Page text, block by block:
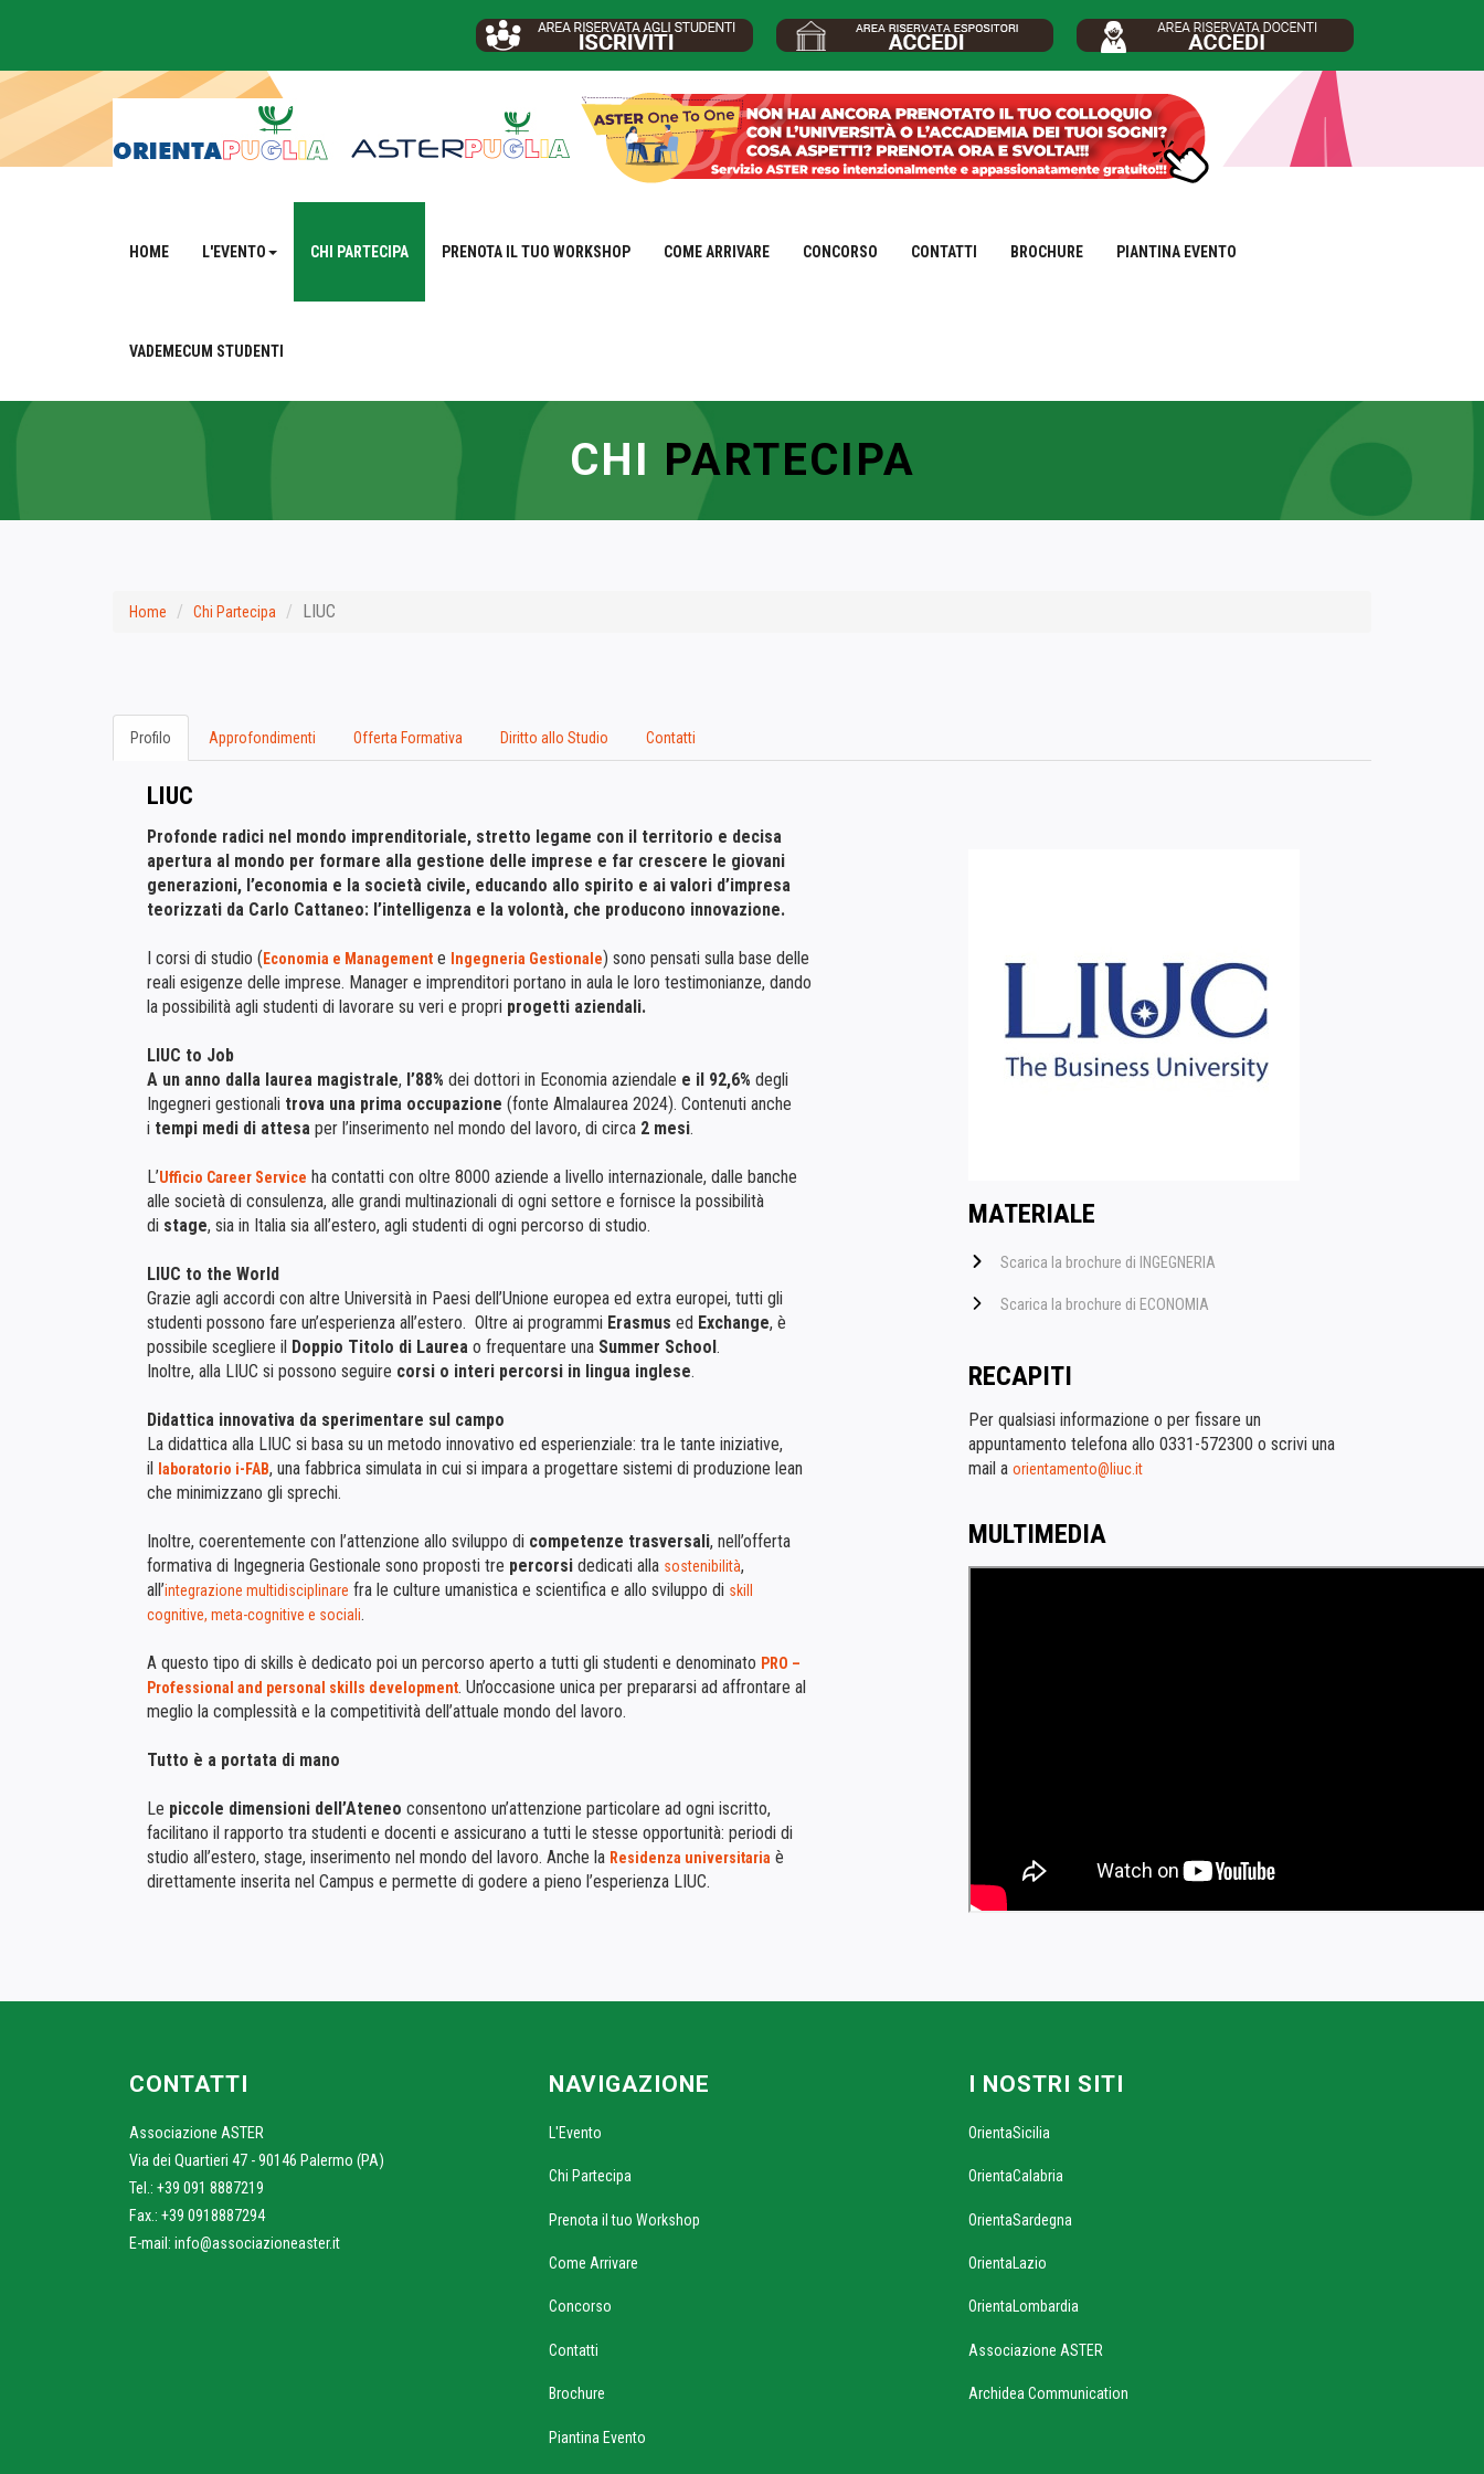
HOME L'EVENTO CHI PARTECIPA PRENOTA IL TUO WORKSHOP COME ARRIVARE CONCORSO CONTATTI BROCHURE PIANTINA EVENTO
VADEMECUM STUDENTI
CHI PARTECIPA
Home Chi Partecipa LIUC
Profilo Approfondimenti Offerta Formativa Diritto allo Studio Contatti
LIUC
Profonde radici nel mondo imprenditoriale, stretto legame con il territorio e decisa
apertura al mondo per formare alla gestione delle imprese e far crescere le giovani
generazioni, l’economia e la società civile, educando allo spirito e ai valori d’impresa
teorizzati da Carlo Cattaneo: l’intelligenza e la volontà, che producono innovazione.
I corsi di studio ( Economia e Management e Ingegneria Gestionale) sono pensati sulla base delle
reali esigenze delle imprese. Manager e imprenditori portano in aula le loro testimonianze, dando
la possibilità agli studenti di lavorare su veri e propri progetti aziendali.
LIUC to Job
A un anno dalla laurea magistrale, l’88% dei dottori in Economia aziendale e il 92,6% degli
Ingegneri gestionali trova una prima occupazione (fonte Almalaurea 2024). Contenuti anche
i tempi medi di attesa per l’inserimento nel mondo del lavoro, di circa 2 mesi.
L’Ufficio Career Service ha contatti con oltre 8000 aziende a livello internazionale, dalle banche
alle società di consulenza, alle grandi multinazionali di ogni settore e fornisce la possibilità
di stage, sia in Italia sia all’estero, agli studenti di ogni percorso di studio.
LIUC to the World
Grazie agli accordi con altre Università in Paesi dell’Unione europea ed extra europei, tutti gli
studenti possono fare un’esperienza all’estero. Oltre ai programmi Erasmus ed Exchange, è
possibile scegliere il Doppio Titolo di Laurea o frequentare una Summer School .
Inoltre, alla LIUC si possono seguire corsi o interi percorsi in lingua inglese.
Didattica innovativa da sperimentare sul campo
La didattica alla LIUC si basa su un metodo innovativo ed esperienziale: tra le tante iniziative,
il
laboratorio i-FAB, una fabbrica simulata in cui si impara a progettare sistemi di produzione lean
che minimizzano gli sprechi.
Inoltre, coerentemente con l’attenzione allo sviluppo di competenze trasversali, nell’offerta
formativa di Ingegneria Gestionale sono proposti tre percorsi dedicati alla sostenibilità,
all’integrazione multidisciplinare fra le culture umanistica e scientifica e allo sviluppo di skill
cognitive, meta-cognitive e sociali.
A questo tipo di skills è dedicato poi un percorso aperto a tutti gli studenti e denominato PRO –
Professional and personal skills development. Un’occasione unica per prepararsi ad affrontare al
meglio la complessità e la competitività dell’attuale mondo del lavoro.
Tutto è a portata di mano
Le piccole dimensioni dell’Ateneo consentono un’attenzione particolare ad ogni iscritto,
facilitano il rapporto tra studenti e docenti e assicurano a tutti le stesse opportunità: periodi di
studio all’estero, stage, inserimento nel mondo del lavoro. Anche la Residenza universitaria è
direttamente inserita nel Campus e permette di godere a pieno l’esperienza LIUC.
MATERIALE
Scarica la brochure di INGEGNERIA
Scarica la brochure di ECONOMIA
RECAPITI
Per qualsiasi informazione o per fissare un
appuntamento telefona allo 0331-572300 o scrivi una
mail a orientamento@liuc.it
MULTIMEDIA
CONTATTI
Associazione ASTER
Via dei Quartieri 47 - 90146 Palermo (PA)
Tel.: +39 091 8887219
Fax.: +39 0918887294
E-mail: info@associazioneaster.it
NAVIGAZIONE
L'Evento
Chi Partecipa
Prenota il tuo Workshop
Come Arrivare
Concorso
Contatti
Brochure
Piantina Evento
I NOSTRI SITI
OrientaSicilia
OrientaCalabria
OrientaSardegna
OrientaLazio
OrientaLombardia
Associazione ASTER
Archidea Communication